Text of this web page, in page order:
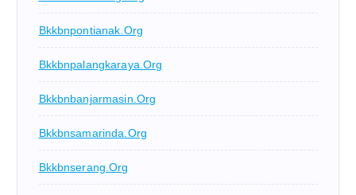
Bkkbnpontianak.org
Bkkbnpalangkaraya.org
Bkkbnbanjarmasin.org
Bkkbnsamarinda.org
Bkkbnserang.org